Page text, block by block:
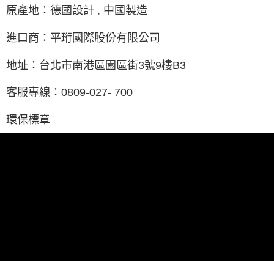
原產地：德國設計 , 中國製造
進口商：平珩國際股份有限公司
地址：台北市南港區園區街3號9樓B3
客服專線：0809-027- 700
環保標章